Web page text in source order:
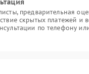
предварительная
скрытых платежей и
по телефону